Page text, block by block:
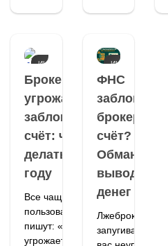
ИНСТРУМЕНТЫ
СЕТИ
Брокер
угрожает
заблокировать
счёт: что
делать в 2025
году
Все чаще
пользователи
пишут: «брокер
угрожает
ИНСТРУМЕНТЫ
ЗАЩИТЫ В
СЕТИ
ФНС
заблокирует
брокерский
счёт?
Обман при
выводе
денег
Лжеброкеры
запугивают: «у